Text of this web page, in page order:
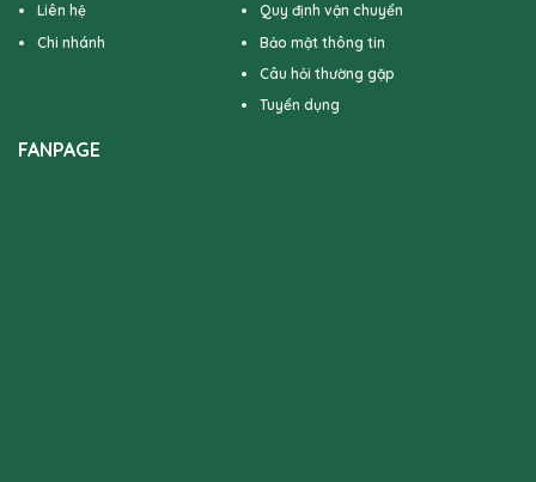
Liên hệ
Chi nhánh
Quy định vận chuyển
Bảo mật thông tin
Câu hỏi thường gặp
Tuyển dụng
FANPAGE